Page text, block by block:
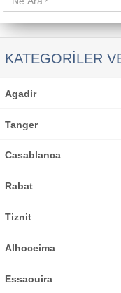
KATEGORILER
Agadir
Tanger
Casablanca
Rabat
Tiznit
Alhoceima
Essaouira